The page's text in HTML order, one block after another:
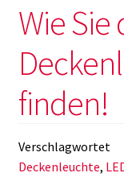
Wie Sie
finden!
Verschlagwortet
Deckenleuchte,